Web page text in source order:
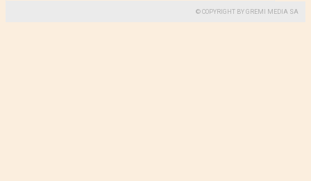
© COPYRIGHT BY GREMI MEDIA SA